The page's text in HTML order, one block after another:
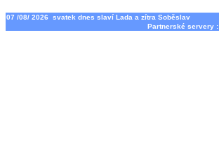
07 /08/ 2026 svatek dnes slaví Lada a zítra Soběslav
Partnerské servery :